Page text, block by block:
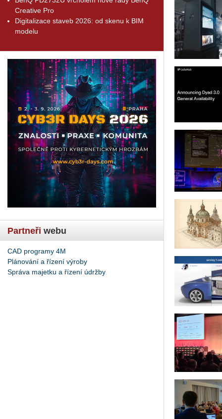
Creative Pro
Digitalizace staveb 2026: od skenu k BIM
modelu
Partneři webu
CAD programy 4M
Plánování a řízení výroby
Správa majetku a řízení údržby